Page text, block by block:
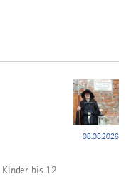
08.08.2026
bis 12